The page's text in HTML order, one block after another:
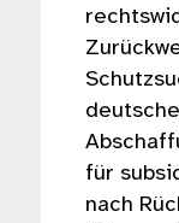
für
nach